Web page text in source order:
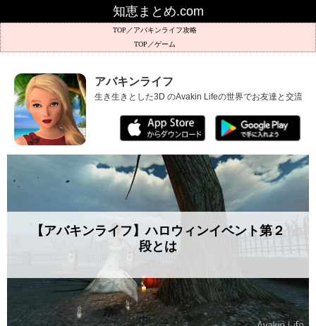
知恵まとめ.com
アバキンライフ攻略
ゲーム
アバキンライフ
生き生きとした3D のAvakin Lifeの世界でお友達と交流そ
【アバキンライフ】ハロウィンイベント第２
段とは